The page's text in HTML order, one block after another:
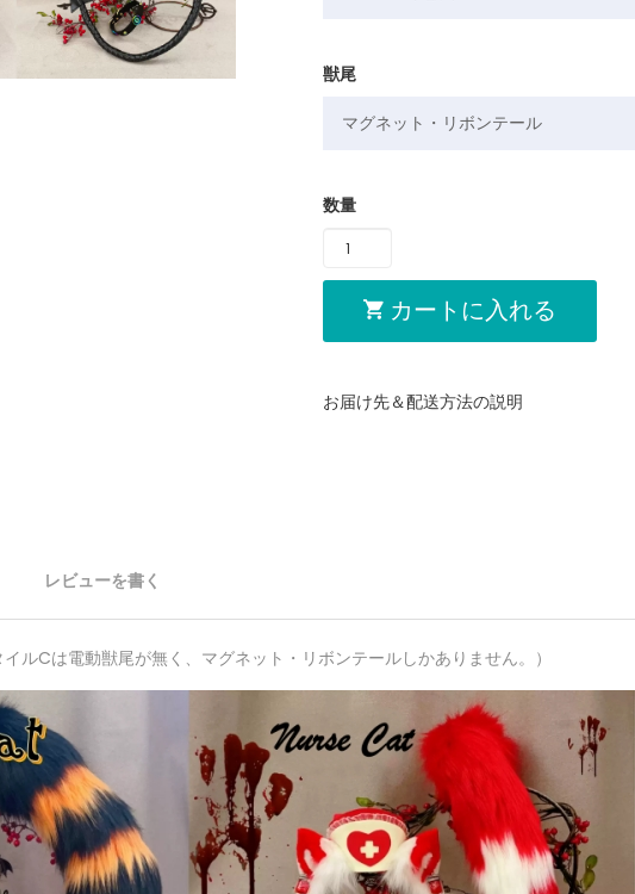
獣尾
数量
カートに入れる
お届け先＆配送方法の説明
レビューを書く
ルCは電動獣尾が無く、マグネット・リボンテールしかありません。）